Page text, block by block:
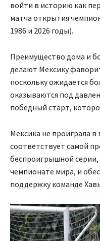
войти в историю как
матча открытия
1986 и 2026 годы).
Преимущество дома и
делают Мексику
поскольку ожидается
оказываются под
победный старт,
Мексика не проиграла в
соответствует самой
беспроигрышной
чемпионате мира, и
поддержку команде